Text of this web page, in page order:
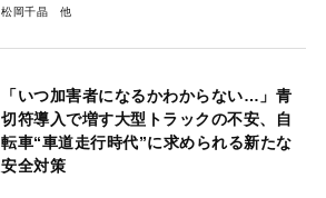
松岡千晶
「いつ加害者になるかわからない…」青
切符導入で増す大型トラックの不安、自
転車“車道走行時代”に求められる新たな
安全対策